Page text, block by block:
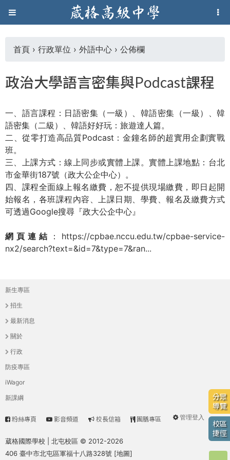
Jump to navigation
葳
格
高
中
學
葳
格
國
際．
際
葳
養
具
際
移
動
力
世
界
民。
WAGOR
TODAY
在
這
裡
首頁 › 行政單位 › 外語中心 › 公佈欄
政治大學語言密集與Podcast課程
一、語言課程：日語密集（一級）、韓語密集（一級）、韓
語密集（二級）、韓語好好玩：旅遊達人篇。
二、從零打造高品質Podcast：金鐘名師的超實用企劃實戰
班。
三、上課方式：線上同步或實體上課。實體上課地點：台北
市金華街187號（政大公企中心）。
四、課程全面線上報名繳費，恕不提供現場繳費，即日起開
始報名，各班課程內容、上課日期、學費、報名及繳費方式
可透過Google搜尋『政大公企中心』
網頁連結 ： https://cpbae.nccu.edu.tw/cpbae-service-
nx2/search?text=&id=7&type=7&ran...
分眾
導覽
校區
捷徑
主
選
單
新生專區
招生
最新消息
關於
行政
防疫專區
iWagor
新課綱
User
管理登入
高
中
粉絲專頁 影音頻道 校長信箱 團膳專區
葳格國際學校 | 北屯校區 © 2012-2026
406 臺中市北屯區軍福十八路328號 [地圖]